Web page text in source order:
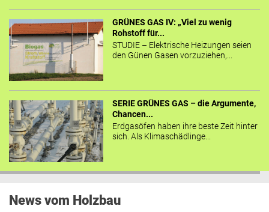
GRÜNES GAS IV: „Viel zu wenig
Rohstoff für...
STUDIE – Elektrische Heizungen seien
den Günen Gasen vorzuziehen,...
SERIE GRÜNES GAS – die Argumente,
Chancen...
Erdgasöfen haben ihre beste Zeit hinter
sich. Als Klimaschädlinge...
News vom Holzbau